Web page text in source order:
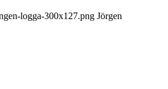
logga-300x127.png Jörgen